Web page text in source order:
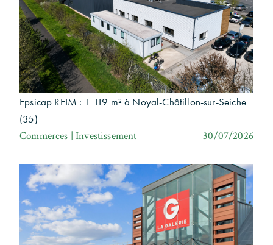
Epsicap REIM : 1 119 m² à Noyal-Châtillon-sur-Seiche
(35)
Commerces | Investissement 30/07/2026